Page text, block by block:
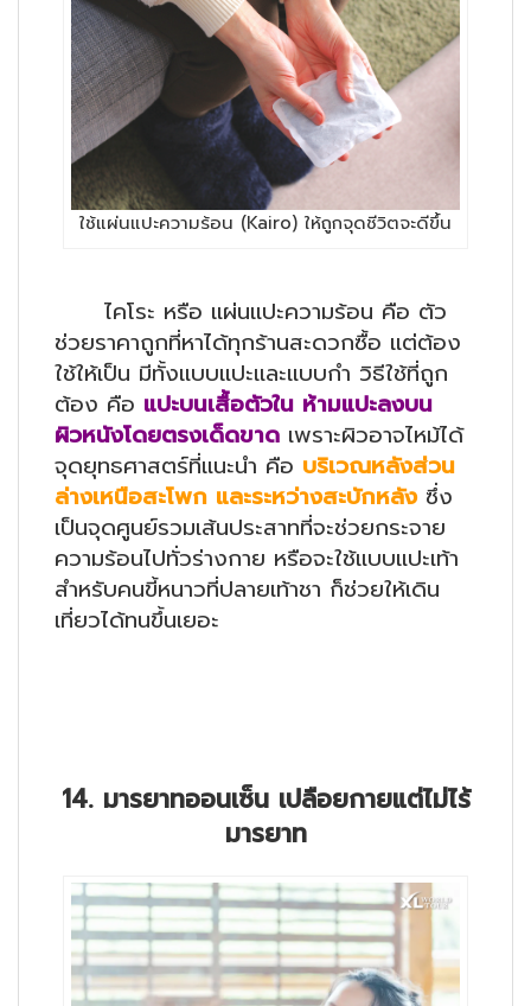
ใช้แผ่นแปะความร้อน (Kairo) ให้ถูกจุดชีวิตจะดีขึ้น
ไคโระ หรือ แผ่นแปะความร้อน คือ ตัว
ช่วยราคาถูกที่หาได้ทุกร้านสะดวกซื้อ แต่ต้อง
ใช้ให้เป็น มีทั้งแบบแปะและแบบกำ วิธีใช้ที่ถูก
ต้อง คือ แปะบนเสื้อตัวใน ห้ามแปะลงบน
ผิวหนังโดยตรงเด็ดขาด เพราะผิวอาจไหม้ได้
จุดยุทธศาสตร์ที่แนะนำ คือ บริเวณหลังส่วน
ล่างเหนือสะโพก และระหว่างสะบักหลังซึ่ง
เป็นจุดศูนย์รวมเส้นประสาทที่จะช่วยกระจาย
ความร้อนไปทั่วร่างกาย หรือจะใช้แบบแปะเท้า
สำหรับคนขี้หนาวที่ปลายเท้าชา ก็ช่วยให้เดิน
เที่ยวได้ทนขึ้นเยอะ
14. มารยาทออนเซ็น เปลือยกายแต่ไม่ไร้
มารยาท